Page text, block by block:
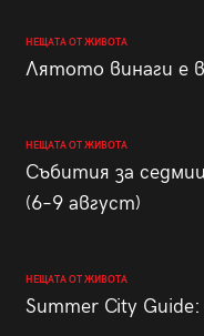
НЕЩАТА ОТ ЖИВОТА
Лятото винаги е
НЕЩАТА ОТ ЖИВОТА
Събития за
(6–9 август)
НЕЩАТА ОТ ЖИВОТА
Summer City